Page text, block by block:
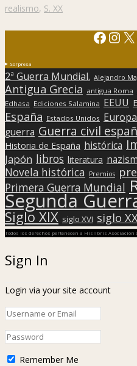
realismo, S. XX
X
Sorpresa
2ª Guerra Mundial. Alejandro
Antigua Grecia antigua Roma
Edhasa Ediciones Salamina EEUU
España Estados Unidos Europa
guerra Guerra civil
Historia de España histórica
Japón libros literatura
Novela histórica Premios
Primera Guerra Mundial
Segunda
Siglo XIX siglo XVI siglo XX
Todos los derechos pertenecen a Hislibris
Sign In
Login via your site account
Remember Me